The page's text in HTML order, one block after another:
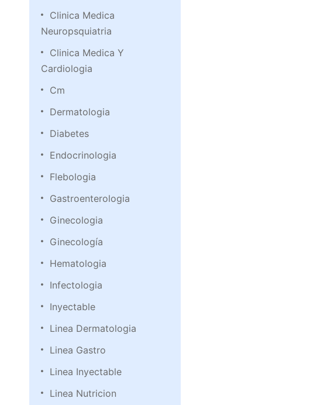
Clinica Medica
Neuropsquiatria
Clinica Medica Y
Cardiologia
Cm
Dermatologia
Diabetes
Endocrinologia
Flebologia
Gastroenterologia
Ginecologia
Ginecología
Hematologia
Infectologia
Inyectable
Linea Dermatologia
Linea Gastro
Linea Inyectable
Linea Nutricion